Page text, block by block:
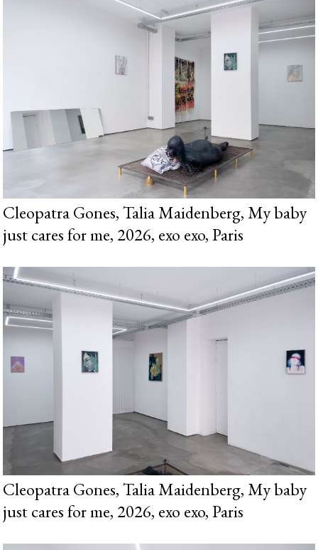
Cleopatra Gones, Talia Maidenberg, My baby
just cares for me, 2026, exo exo, Paris
Cleopatra Gones, Talia Maidenberg, My baby
just cares for me, 2026, exo exo, Paris